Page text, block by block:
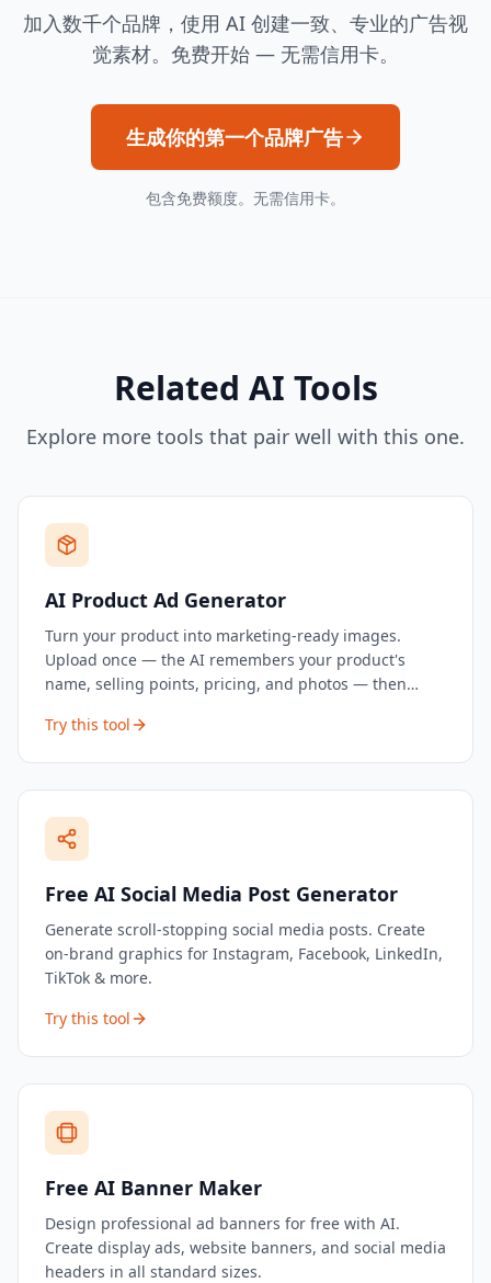
加入数千个品牌，使用 AI 创建一致、专业的广告视
觉素材。免费开始 — 无需信用卡。
生成你的第一个品牌广告
包含免费额度。无需信用卡。
Related AI Tools
Explore more tools that pair well with this one.
AI Product Ad Generator
Turn your product into marketing-ready images.
Upload once — the AI remembers your product's
name, selling points, pricing, and photos — then
Try this tool
Free AI Social Media Post Generator
Generate scroll-stopping social media posts. Create
on-brand graphics for Instagram, Facebook, LinkedIn,
TikTok & more.
Try this tool
Free AI Banner Maker
Design professional ad banners for free with AI.
Create display ads, website banners, and social media
headers in all standard sizes.